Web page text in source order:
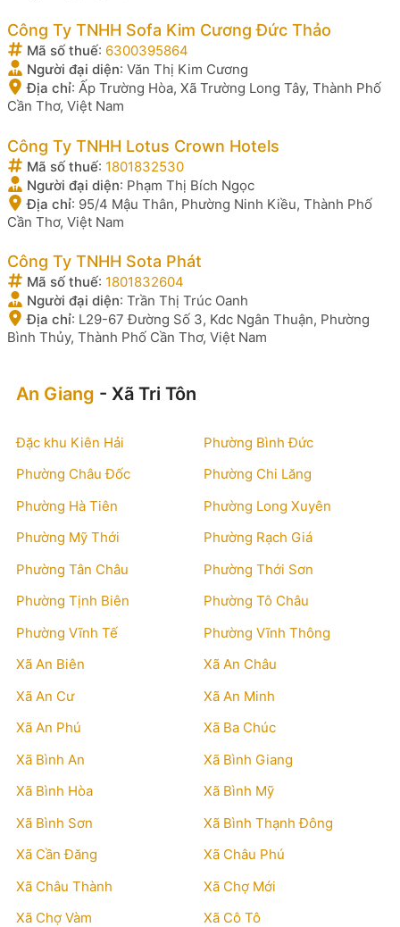
Công Ty TNHH Sofa Kim Cương Đức Thảo
Mã số thuế: 6300395864
Người đại diện: Văn Thị Kim Cương
Địa chỉ: Ấp Trường Hòa, Xã Trường Long Tây, Thành Phố
Cần Thơ, Việt Nam
Công Ty TNHH Lotus Crown Hotels
Mã số thuế: 1801832530
Người đại diện: Phạm Thị Bích Ngọc
Địa chỉ: 95/4 Mậu Thân, Phường Ninh Kiều, Thành Phố
Cần Thơ, Việt Nam
Công Ty TNHH Sota Phát
Mã số thuế: 1801832604
Người đại diện: Trần Thị Trúc Oanh
Địa chỉ: L29-67 Đường Số 3, Kdc Ngân Thuận, Phường
Bình Thủy, Thành Phố Cần Thơ, Việt Nam
An Giang - Xã Tri Tôn
Đặc khu Kiên Hải
Phường Bình Đức
Phường Châu Đốc
Phường Chi Lăng
Phường Hà Tiên
Phường Long Xuyên
Phường Mỹ Thới
Phường Rạch Giá
Phường Tân Châu
Phường Thới Sơn
Phường Tịnh Biên
Phường Tô Châu
Phường Vĩnh Tế
Phường Vĩnh Thông
Xã An Biên
Xã An Châu
Xã An Cư
Xã An Minh
Xã An Phú
Xã Ba Chúc
Xã Bình An
Xã Bình Giang
Xã Bình Hòa
Xã Bình Mỹ
Xã Bình Sơn
Xã Bình Thạnh Đông
Xã Cần Đăng
Xã Châu Phú
Xã Châu Thành
Xã Chợ Mới
Xã Chợ Vàm
Xã Cô Tô